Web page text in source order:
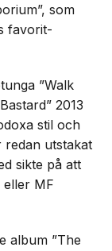
som
favorit-
”Walk
2013
stil och
redan utstakat
sikte på att
eller MF
album ”The